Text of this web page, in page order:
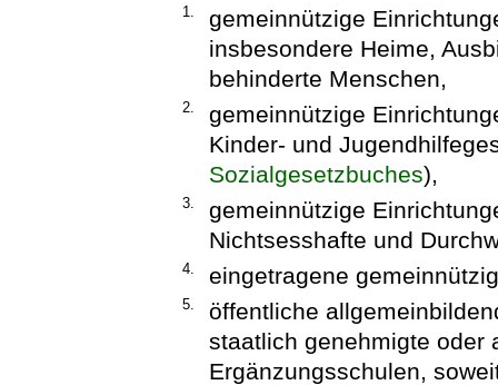
1.
gemeinnützige
insbesondere Heime,
behinderte Menschen,
2.
gemeinnützige
Kinder- und
Sozialgesetzbuches),
3.
gemeinnützige
Nichtsesshafte und
4. eingetragene
5.
öffentliche
staatlich genehmigte oder
Ergänzungsschulen,